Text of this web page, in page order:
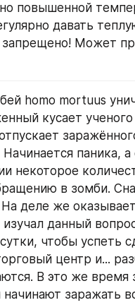
повышенной
давать
Может
кусает
паника,
некоторое
в зомби.
деле же
данный
чтобы успеть
центр и...
В это же время
заражать